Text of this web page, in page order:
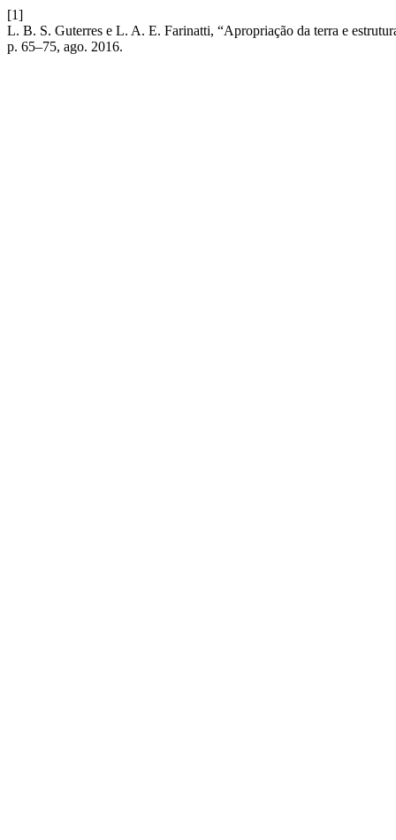
[1]
L. B. S. Guterres e L. A. E. Farinatti, “Apropriação da terra e
p. 65–75, ago. 2016.